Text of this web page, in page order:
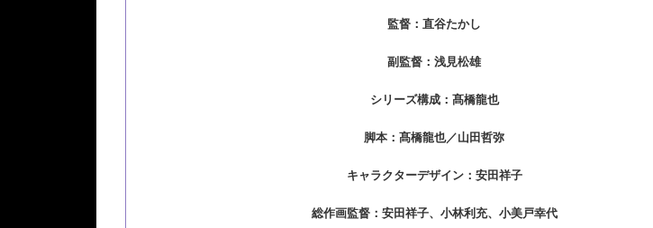
監督：直谷たかし
副監督：浅見松雄
シリーズ構成：髙橋龍也
脚本：髙橋龍也／山田哲弥
キャラクターデザイン：安田祥子
総作画監督：安田祥子、小林利充、小美戸幸代